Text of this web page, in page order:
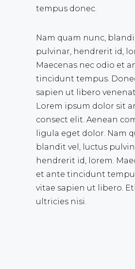
tempus donec.
Nam quam nunc,
pulvinar, hendrerit id,
Maecenas nec odio et
tincidunt tempus.
sapien ut libero
Lorem ipsum dolor sit
consect elit. Aenean
ligula eget dolor. Nam
blandit vel, luctus
hendrerit id, lorem.
et ante tincidunt
vitae sapien ut libero.
ultricies nisi.